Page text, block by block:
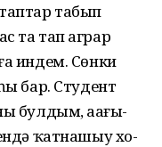
табып
та тап аг­рар
индем. Сөн­ки
бар. Студент
булдым, аҙағы­
ҡатнашыу хо­